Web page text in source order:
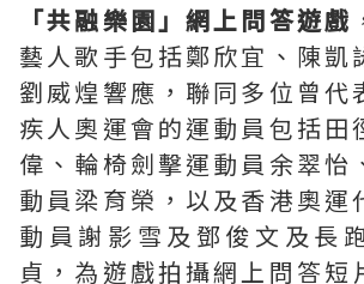
「共融樂園」網上問答遊戲
藝人歌手包括鄭欣宜、陳凱
劉威煌響應，聯同多位曾代
疾人奧運會的運動員包括田
偉、輪椅劍擊運動員余翠怡
動員梁育榮，以及香港奧運
動員謝影雪及鄧俊文及長
貞，為遊戲拍攝網上問答短